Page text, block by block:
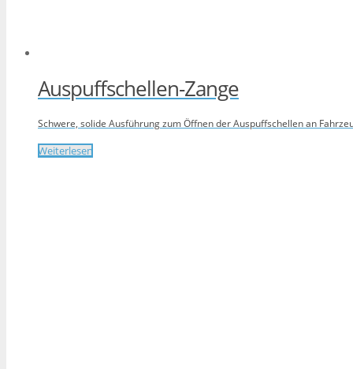
Auspuffschellen-Zange
Schwere, solide Ausführung zum Öffnen der Auspuffschellen an
Weiterlesen